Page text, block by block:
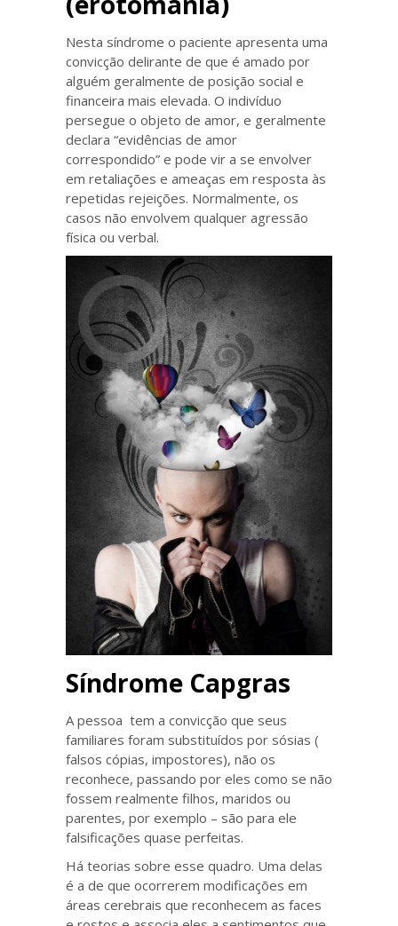
Nesta síndrome o paciente apresenta uma
convicção delirante de que é amado por
alguém geralmente de posição social e
financeira mais elevada. O indivíduo
persegue o objeto de amor, e geralmente
declara “evidências de amor
correspondido” e pode vir a se envolver
em retaliações e ameaças em resposta às
repetidas rejeições. Normalmente, os
casos não envolvem qualquer agressão
física ou verbal.
Síndrome Capgras
A pessoa tem a convicção que seus
familiares foram substituídos por sósias (
falsos cópias, impostores), não os
reconhece, passando por eles como se não
fossem realmente filhos, maridos ou
parentes, por exemplo – são para ele
falsificações quase perfeitas.
Há teorias sobre esse quadro. Uma delas
é a de que ocorrerem modificações em
áreas cerebrais que reconhecem as faces